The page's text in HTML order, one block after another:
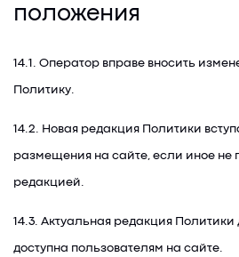
положения
14.1. Оператор вправе вносить
Политику.
14.2. Новая редакция Политики
размещения на сайте, если иное не
редакцией.
14.3. Актуальная редакция
доступна пользователям на сайте.